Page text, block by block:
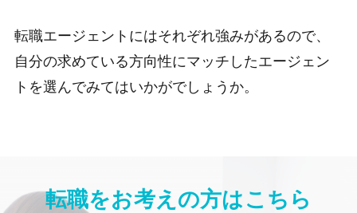
転職エージェントにはそれぞれ強みがあるので、
自分の求めている方向性にマッチしたエージェン
トを選んでみてはいかがでしょうか。
転職をお考えの方はこちら